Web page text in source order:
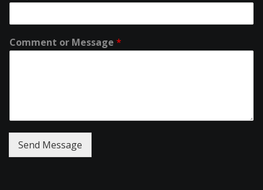
Comment or Message *
Send Message